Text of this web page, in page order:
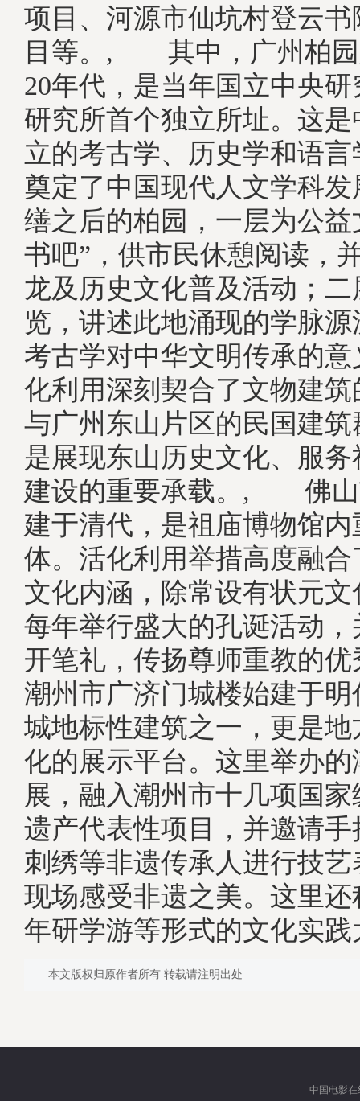
项目、河源市仙坑村登云
目等。, 其中，广州柏园
20年代，是当年国立中央
研究所首个独立所址。这
立的考古学、历史学和语
奠定了中国现代人文学科
缮之后的柏园，一层为公益
书吧”，供市民休憩阅读，
龙及历史文化普及活动；
览，讲述此地涌现的学脉
考古学对中华文明传承的
化利用深刻契合了文物建
与广州东山片区的民国建
是展现东山历史文化、服
建设的重要承载。, 佛山
建于清代，是祖庙博物馆
体。活化利用举措高度融
文化内涵，除常设有状元
每年举行盛大的孔诞活动
开笔礼，传扬尊师重教
潮州市广济门城楼始建于
城地标性建筑之一，更是
化的展示平台。这里举办
展，融入潮州市十几项国
遗产代表性项目，并邀请
刺绣等非遗传承人进行技
现场感受非遗之美。这里
年研学游等形式的文化实
本文版权归原作者所有 转载请注明出处
中国电影在